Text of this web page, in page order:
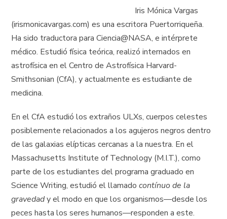
Iris Mónica Vargas
(irismonicavargas.com) es una escritora Puertorriqueña.
Ha sido traductora para Ciencia@NASA, e intérprete
médico. Estudió física teórica, realizó internados en
astrofísica en el Centro de Astrofísica Harvard-
Smithsonian (CfA), y actualmente es estudiante de
medicina.
En el CfA estudió los extraños ULXs, cuerpos celestes
posiblemente relacionados a los agujeros negros dentro
de las galaxias elípticas cercanas a la nuestra. En el
Massachusetts Institute of Technology (M.I.T.), como
parte de los estudiantes del programa graduado en
Science Writing, estudió el llamadocontínuo de la
gravedady el modo en que los organismos—desde los
peces hasta los seres humanos—responden a este.